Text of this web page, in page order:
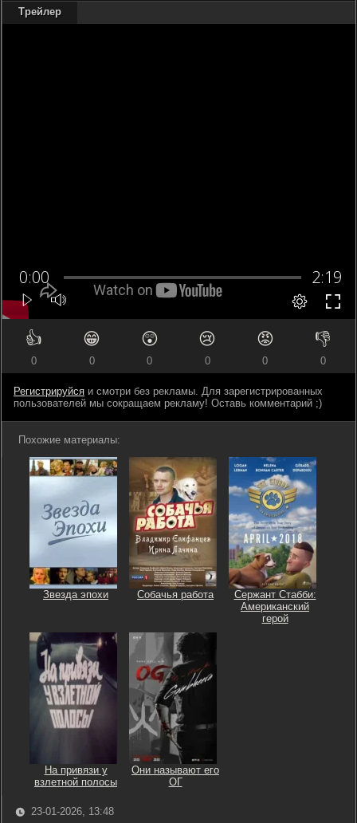
Трейлер
👍
0
😁
0
😲
0
😢
0
😡
0
👎
0
Регистрируйся и смотри без рекламы. Для зарегистрированных
пользователей мы сокращаем рекламу! Оставь комментарий ;)
Похожие материалы:
Звезда эпохи Собачья работа
Сержант Стабби:
Американский
герой
На привязи у
взлетной полосы
Они называют его
ОГ
23-01-2026, 13:48